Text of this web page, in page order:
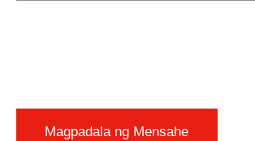
Magpadala ng Mensahe